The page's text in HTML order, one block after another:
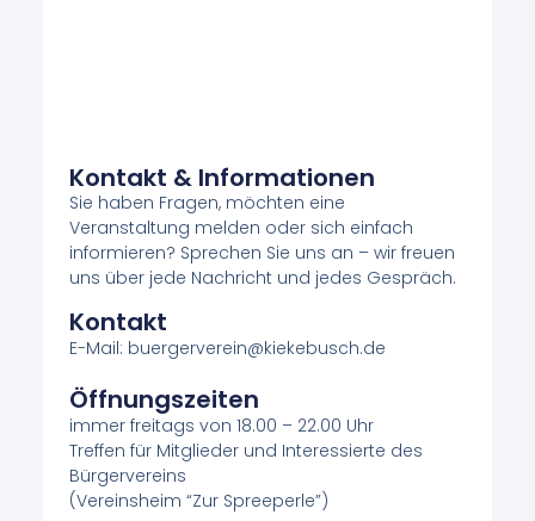
Kontakt & Informationen
Sie haben Fragen, möchten eine
Veranstaltung melden oder sich einfach
informieren? Sprechen Sie uns an – wir freuen
uns über jede Nachricht und jedes Gespräch.
Kontakt
E-Mail: buergerverein@kiekebusch.de
Öffnungszeiten
immer freitags von 18.00 – 22.00 Uhr
Treffen für Mitglieder und Interessierte des
Bürgervereins
(Vereinsheim “Zur Spreeperle”)